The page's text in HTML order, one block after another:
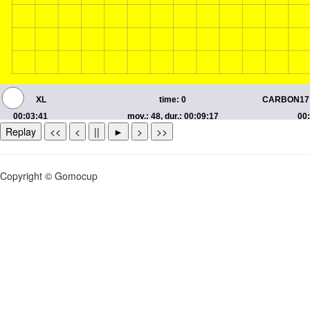
Replay << < || ► > >>
Copyright © Gomocup